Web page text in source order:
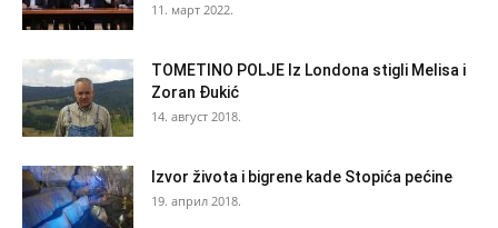
11. март 2022.
TOMETINO POLJE Iz Londona stigli Melisa i
Zoran Đukić
14. август 2018.
Izvor života i bigrene kade Stopića pećine
19. април 2018.